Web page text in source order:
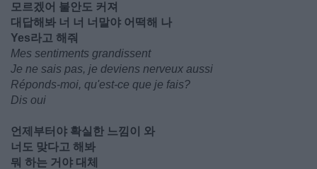
모르겠어 불안도 커져
대답해봐 너 너 너말야 어떡해 나
Yes라고 해줘
Mes sentiments grandissent
Je ne sais pas, je deviens nerveux aussi
Réponds-moi, qu'est-ce que je fais?
Dis oui
언제부터야 확실한 느낌이 와
너도 맞다고 해봐
뭐 하는 거야 대체